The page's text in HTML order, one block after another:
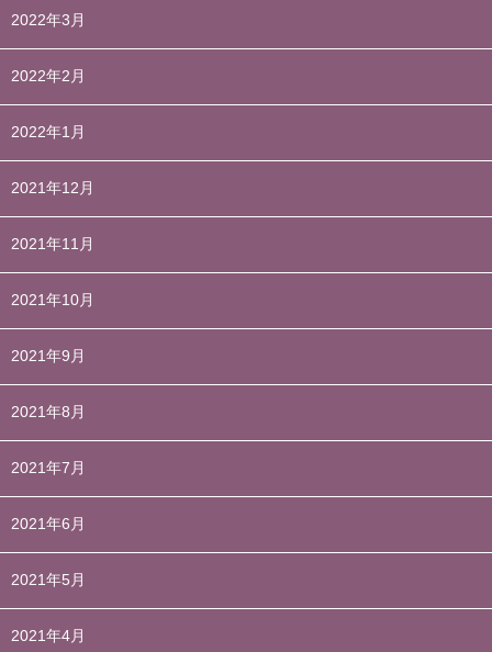
2022年3月
2022年2月
2022年1月
2021年12月
2021年11月
2021年10月
2021年9月
2021年8月
2021年7月
2021年6月
2021年5月
2021年4月